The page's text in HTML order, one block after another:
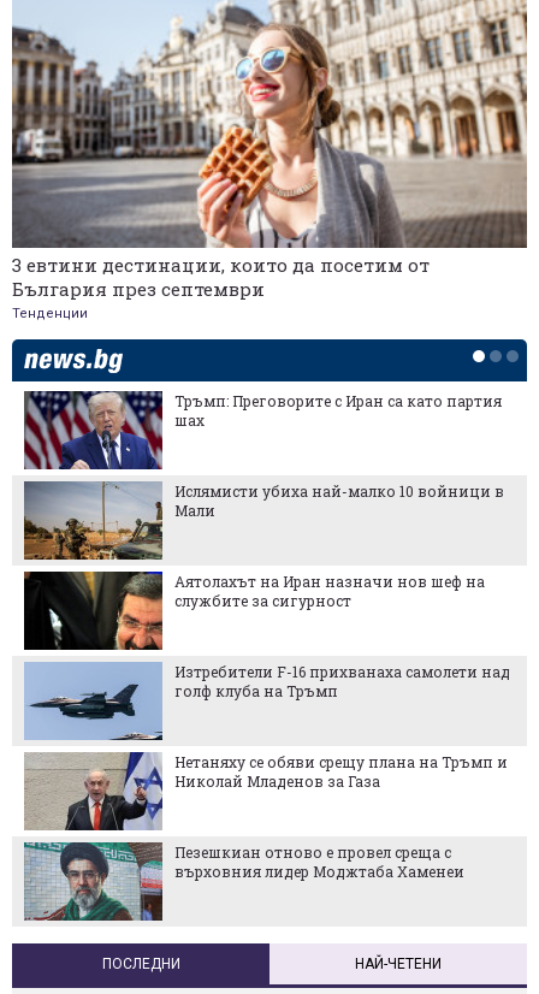
3 евтини дестинации, които да посетим от
България през септември
Тенденции
Тръмп: Преговорите с Иран са като партия
шах
Ислямисти убиха най-малко 10 войници в
Мали
Аятолахът на Иран назначи нов шеф на
службите за сигурност
Изтребители F-16 прихванаха самолети над
голф клуба на Тръмп
Нетаняху се обяви срещу плана на Тръмп и
Николай Младенов за Газа
Пезешкиан отново е провел среща с
върховния лидер Моджтаба Хаменеи
ПОСЛЕДНИ НАЙ-ЧЕТЕНИ